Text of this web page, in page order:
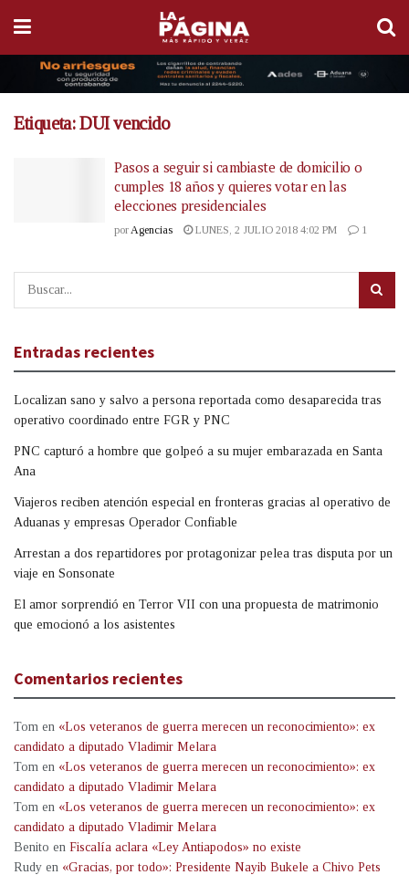
Etiqueta:DUI vencido
Pasos a seguir si cambiaste de domicilio o
cumples 18 años y quieres votar en las
elecciones presidenciales
por Agencias LUNES, 2 JULIO 2018 4:02 PM 1
Entradas recientes
Localizan sano y salvo a persona reportada como desaparecida tras
operativo coordinado entre FGR y PNC
PNC capturó a hombre que golpeó a su mujer embarazada en Santa
Ana
Viajeros reciben atención especial en fronteras gracias al operativo de
Aduanas y empresas Operador Confiable
Arrestan a dos repartidores por protagonizar pelea tras disputa por un
viaje en Sonsonate
El amor sorprendió en Terror VII con una propuesta de matrimonio
que emocionó a los asistentes
Comentarios recientes
Tom en «Los veteranos de guerra merecen un reconocimiento»: ex
candidato a diputado Vladimir Melara
Tom en «Los veteranos de guerra merecen un reconocimiento»: ex
candidato a diputado Vladimir Melara
Tom en «Los veteranos de guerra merecen un reconocimiento»: ex
candidato a diputado Vladimir Melara
Benito en Fiscalía aclara «Ley Antiapodos» no existe
Rudy en «Gracias, por todo»: Presidente Nayib Bukele a Chivo Pets